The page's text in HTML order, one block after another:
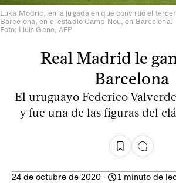
Luka Modric, en la jugada en que convirtió el
Barcelona, en el estadio Camp Nou, en Barcelona.
Foto: Lluis Gene, AFP
Real Madrid le
Barcelona
El uruguayo Federico
y fue una de las figuras del
24 de octubre de 2020 - 1 minuto de